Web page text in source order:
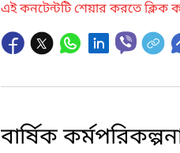
এই কনটেন্টটি শেয়ার করতে ক্লিক
বার্ষিক